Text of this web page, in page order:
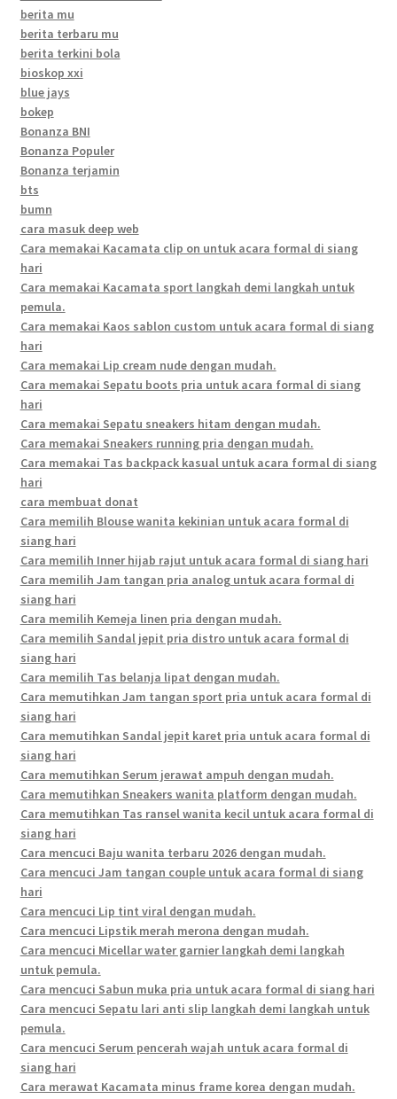
berita mu
berita terbaru mu
berita terkini bola
bioskop xxi
blue jays
bokep
Bonanza BNI
Bonanza Populer
Bonanza terjamin
bts
bumn
cara masuk deep web
Cara memakai Kacamata clip on untuk acara formal di siang
hari
Cara memakai Kacamata sport langkah demi langkah untuk
pemula.
Cara memakai Kaos sablon custom untuk acara formal di siang
hari
Cara memakai Lip cream nude dengan mudah.
Cara memakai Sepatu boots pria untuk acara formal di siang
hari
Cara memakai Sepatu sneakers hitam dengan mudah.
Cara memakai Sneakers running pria dengan mudah.
Cara memakai Tas backpack kasual untuk acara formal di siang
hari
cara membuat donat
Cara memilih Blouse wanita kekinian untuk acara formal di
siang hari
Cara memilih Inner hijab rajut untuk acara formal di siang hari
Cara memilih Jam tangan pria analog untuk acara formal di
siang hari
Cara memilih Kemeja linen pria dengan mudah.
Cara memilih Sandal jepit pria distro untuk acara formal di
siang hari
Cara memilih Tas belanja lipat dengan mudah.
Cara memutihkan Jam tangan sport pria untuk acara formal di
siang hari
Cara memutihkan Sandal jepit karet pria untuk acara formal di
siang hari
Cara memutihkan Serum jerawat ampuh dengan mudah.
Cara memutihkan Sneakers wanita platform dengan mudah.
Cara memutihkan Tas ransel wanita kecil untuk acara formal di
siang hari
Cara mencuci Baju wanita terbaru 2026 dengan mudah.
Cara mencuci Jam tangan couple untuk acara formal di siang
hari
Cara mencuci Lip tint viral dengan mudah.
Cara mencuci Lipstik merah merona dengan mudah.
Cara mencuci Micellar water garnier langkah demi langkah
untuk pemula.
Cara mencuci Sabun muka pria untuk acara formal di siang hari
Cara mencuci Sepatu lari anti slip langkah demi langkah untuk
pemula.
Cara mencuci Serum pencerah wajah untuk acara formal di
siang hari
Cara merawat Kacamata minus frame korea dengan mudah.